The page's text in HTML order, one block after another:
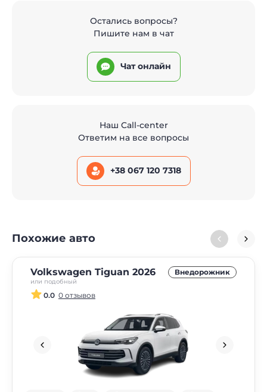
Остались вопросы?
Пишите нам в чат
Чат онлайн
Наш Call-center
Ответим на все вопросы
+38 067 120 7318
Похожие авто
Volkswagen Tiguan 2026
или подобный
Внедорожник
0.0 0 отзывов